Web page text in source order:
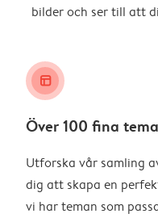
bilder och ser till att
layout_alt
Över 100 fina
Utforska vår samling
dig att skapa en
vi har teman som